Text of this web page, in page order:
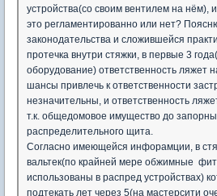
устройства(со своим вентилем на нём),
это регламентированно или нет?
законодательства и сложившейся
протечка внутри стяжки, в первые 3
оборудование) ответственность ляжет
шансы привлечь к ответственности
незначительны, и ответственность
т.к. общедомовое имущество до
распределительного щита.
Согласно имеющейся инфорамции, в
вальтек(по крайней мере обжимные
использованы в распред устройствах)
подтекать лет через 5(на мастерсити